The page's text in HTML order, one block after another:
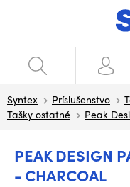
Syntex Príslušenstvo
Tašky ostatné
Peak
PEAK DESIGN
- CHARCOAL